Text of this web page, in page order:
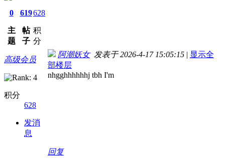
0
主
题
619
帖
子
628
积
分
高级会员
积分
628
发消
息
阿潮妖女发表于 2026-4-17 15:05:15 | 显示全
部楼层
nhgghhhhhhj tbh I'm
回复